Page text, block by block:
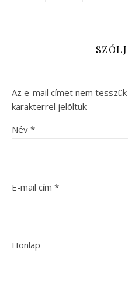
Az e-mail címet nem
karakterrel jelöltük
Név *
E-mail cím *
Honlap